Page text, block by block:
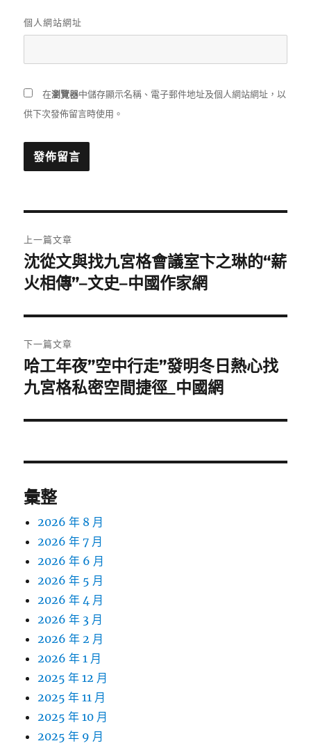
個人網站網址
在瀏覽器中儲存顯示名稱、電子郵件地址及個人網站網址，以
供下次發佈留言時使用。
章
導
覽
上一篇文章
上
一
文
章:
沈從文與找九宮格會議室卞之琳的“薪
火相傳”–文史–中國作家網
下一篇文章
下
一
文
哈工年夜”空中行走”發明冬日熱心找
九宮格私密空間捷徑_中國網
彙整
2026 年 8 月
2026 年 7 月
2026 年 6 月
2026 年 5 月
2026 年 4 月
2026 年 3 月
2026 年 2 月
2026 年 1 月
2025 年 12 月
2025 年 11 月
2025 年 10 月
2025 年 9 月